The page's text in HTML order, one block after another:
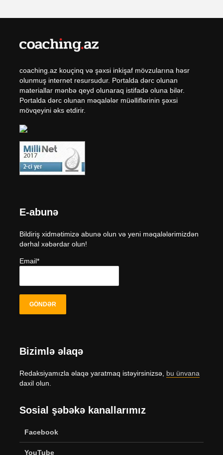
coaching.az kouçinq və şəxsi inkişaf mövzularına həsr
olunmuş internet resursudur. Portalda dərc olunan
materiallar mənbə qeyd olunaraq istifadə oluna bilər.
Portalda dərc olunan məqalələr müəlliflərinin şəxsi
mövqeyini əks etdirir.
E-abunə
Bildiriş xidmətimizə abunə olun və yeni məqalələrimizdən
dərhal xəbərdar olun!
Email*
Bizimlə əlaqə
Redaksiyamızla əlaqə yaratmaq istəyirsinizsə, bu ünvana
daxil olun.
Sosial şəbəkə kanallarımız
Facebook
YouTube